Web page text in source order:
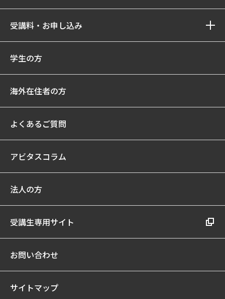
受講料・お申し込み
学生の方
海外在住者の方
よくあるご質問
アビタスコラム
法人の方
受講生専用サイト
お問い合わせ
サイトマップ